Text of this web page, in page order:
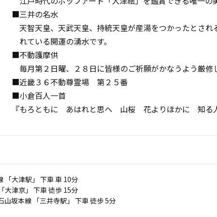
■三井の名水
天智天皇、天武天皇、持統天皇が産湯をつかったとされ
れている開運の湧水です。
■不動護摩供
毎月第２日曜、２８日に皆様のご祈願がかなうよう厳修
■近畿３６不動尊霊場 第２５番
■小倉百人一首
『もろともに あはれと思へ 山桜 花よりほかに 知る
「大津駅」 下車 車 10分
大津京」 下車 徒歩 15分
山坂本線 「三井寺駅」 下車 徒歩 5分